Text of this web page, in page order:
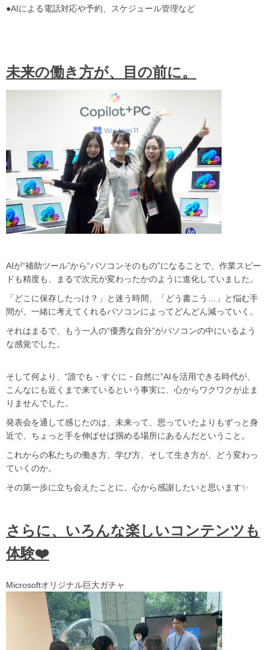
●AIによる電話対応や予約、スケジュール管理など
未来の働き方が、目の前に。
AIが“補助ツール”から“パソコンそのもの”になることで、作業スピー
ドも精度も、まるで次元が変わったかのように進化していました。
「どこに保存したっけ？」と迷う時間、「どう書こう…」と悩む手
間が、一緒に考えてくれるパソコンによってどんどん減っていく。
それはまるで、もう一人の“優秀な自分”がパソコンの中にいるよう
な感覚でした。
そして何より、“誰でも・すぐに・自然に”AIを活用できる時代が、
こんなにも近くまで来ているという事実に、心からワクワクが止ま
りませんでした。
発表会を通して感じたのは、未来って、思っていたよりもずっと身
近で、ちょっと手を伸ばせば掴める場所にあるんだということ。
これからの私たちの働き方、学び方、そして生き方が、どう変わっ
ていくのか。
その第一歩に立ち会えたことに、心から感謝したいと思います✨
さらに、いろんな楽しいコンテンツも
体験❤️
Microsoftオリジナル巨大ガチャ